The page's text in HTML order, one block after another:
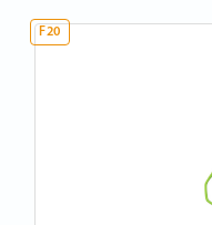
F20